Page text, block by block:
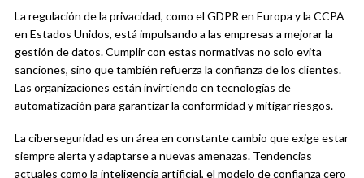
La regulación de la privacidad, como el GDPR en Europa y la CCPA
en Estados Unidos, está impulsando a las empresas a mejorar la
gestión de datos. Cumplir con estas normativas no solo evita
sanciones, sino que también refuerza la confianza de los clientes.
Las organizaciones están invirtiendo en tecnologías de
automatización para garantizar la conformidad y mitigar riesgos.
La ciberseguridad es un área en constante cambio que exige estar
siempre alerta y adaptarse a nuevas amenazas. Tendencias
actuales como la inteligencia artificial, el modelo de confianza cero